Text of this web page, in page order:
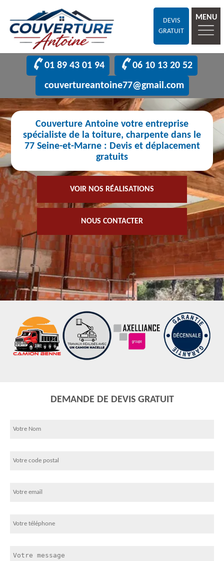
DEVIS
GRATUIT
MENU
01 89 43 01 94
06 10 13 20 52
couvertureantoine77@gmail.com
Couverture Antoine votre entreprise
spécialiste de la toiture, charpente dans le
77 Seine-et-Marne : Devis et déplacement
gratuits
VOIR NOS RÉALISATIONS
NOUS CONTACTER
DEMANDE DE DEVIS GRATUIT